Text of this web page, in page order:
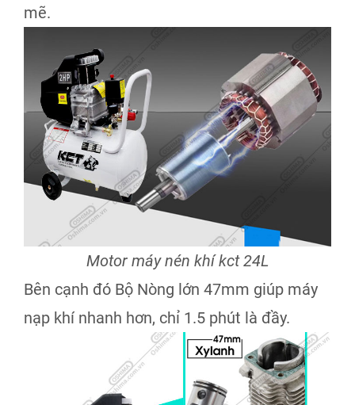
mẽ.
Motor máy nén khí kct 24L
Bên cạnh đó Bộ Nòng lớn 47mm giúp máy
nạp khí nhanh hơn, chỉ 1.5 phút là đầy.